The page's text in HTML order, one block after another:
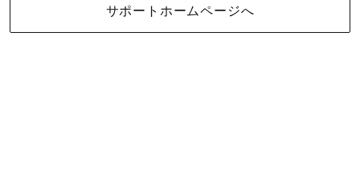
サポートホームページへ